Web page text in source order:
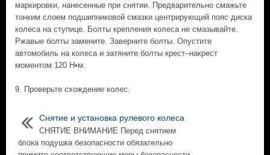
маркировки, нанесенные при снятии. Предварительно смажьте
тонким слоем подшипниковой смазки центрирующий пояс диска
колеса на ступице. Болты крепления колеса не смазывайте.
Ржавые болты замените. Заверните болты. Опустите
автомобиль на колеса и затяните болты крест–накрест
моментом 120 Н•м.
9. Проверьте схождение колес.
Снятие и установка рулевого колеса
СНЯТИЕ ВНИМАНИЕ Перед снятием
блока подушка безопасности обязательно